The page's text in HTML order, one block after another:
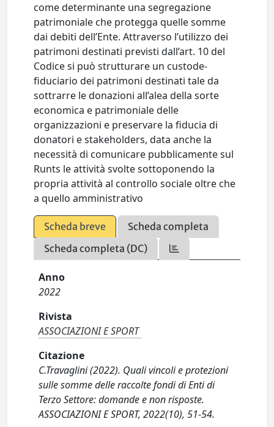
come determinante una segregazione
patrimoniale che protegga quelle somme
dai debiti dell’Ente. Attraverso l’utilizzo dei
patrimoni destinati previsti dall’art. 10 del
Codice si può strutturare un custode-
fiduciario dei patrimoni destinati tale da
sottrarre le donazioni all’alea della sorte
economica e patrimoniale delle
organizzazioni e preservare la fiducia di
donatori e stakeholders, data anche la
necessità di comunicare pubblicamente sul
Runts le attività svolte sottoponendo la
propria attività al controllo sociale oltre che
a quello amministrativo
Scheda breve
Scheda completa
Scheda completa (DC)
Anno
2022
Rivista
ASSOCIAZIONI E SPORT
Citazione
C.Travaglini (2022). Quali vincoli e protezioni
sulle somme delle raccolte fondi di Enti di
Terzo Settore: domande e non risposte.
ASSOCIAZIONI E SPORT, 2022(10), 51-54.